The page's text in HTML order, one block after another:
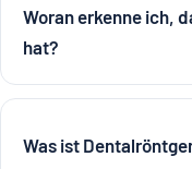
Woran erkenne ich,
hat?
Was ist